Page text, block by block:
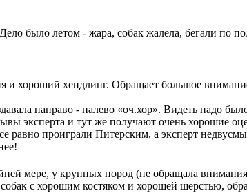
было летом - жара, собак жалела, бегали по
и хороший хендлинг. Обращает большое
направо - налево «оч.хор». Видеть надо
эксперта и тут же получают очень хорошие
равно проиграли Питерским, а эксперт
мере, у крупных пород (не обращала
с хорошим костяком и хорошей шерстью,